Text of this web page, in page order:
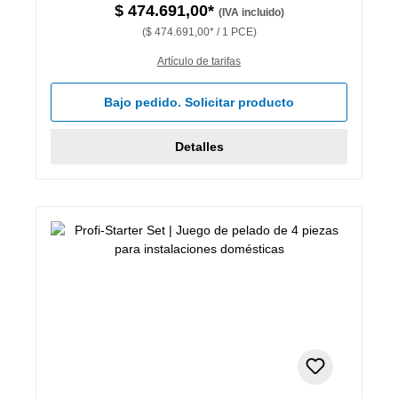
$ 474.691,00* (IVA incluido)
($ 474.691,00* / 1 PCE)
Artículo de tarifas
Bajo pedido. Solicitar producto
Detalles